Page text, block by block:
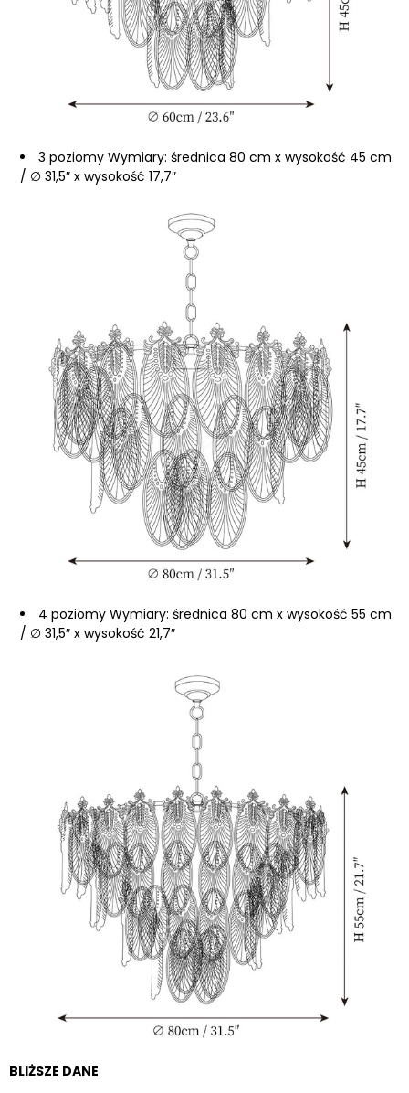
3 poziomy Wymiary: średnica 80 cm x wysokość 45 cm
/ ∅ 31,5″ x wysokość 17,7″
4 poziomy Wymiary: średnica 80 cm x wysokość 55 cm
/ ∅ 31,5″ x wysokość 21,7″
BLIŻSZE DANE